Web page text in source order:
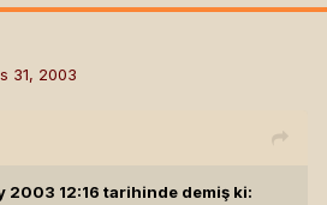
31, 2003
2003 12:16 tarihinde demiş ki: